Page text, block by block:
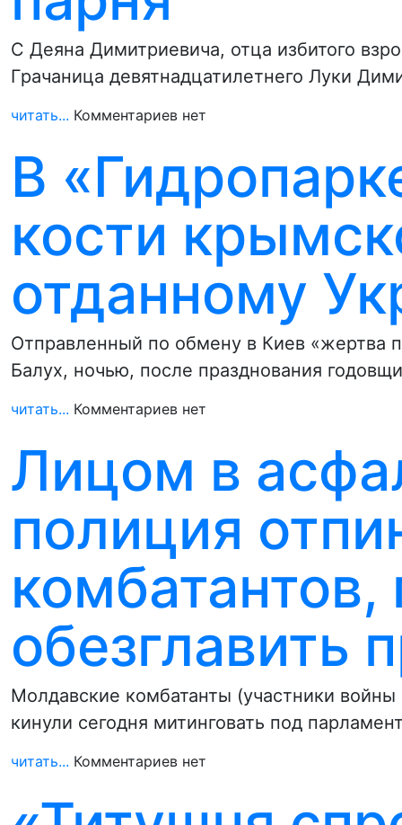
С Деяна Димитриевича, отца избитого
Грачаница девятнадцатилетнего Луки
читать... Комментариев нет
В
кости
отданному
Отправленный по обмену в Киев «жертва
Балух, ночью, после празднования
читать... Комментариев нет
Лицом в
полиция
обезглавить
Молдавские комбатанты (участники
кинули сегодня митинговать под
читать... Комментариев нет